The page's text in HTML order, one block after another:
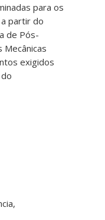
para os
partir do
de Pós-
Mecânicas
exigidos